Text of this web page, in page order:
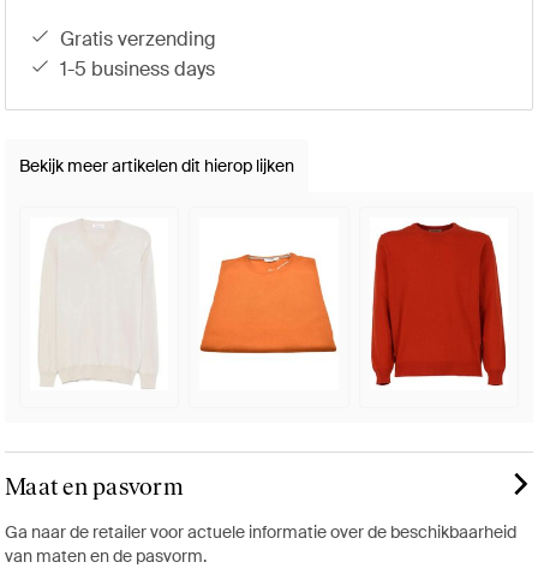
gratis verzending
1-5 business days
Bekijk meer artikelen dit hierop lijken
Maat en pasvorm
Ga naar de retailer voor actuele informatie over de beschikbaarheid
van maten en de pasvorm.